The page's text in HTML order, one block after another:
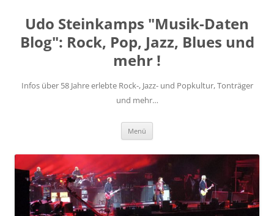
springen
Udo Steinkamps "Musik-Daten
Blog": Rock, Pop, Jazz, Blues und
mehr !
Infos über 58 Jahre erlebte Rock-, Jazz- und Popkultur, Tonträger
und mehr…
Menü